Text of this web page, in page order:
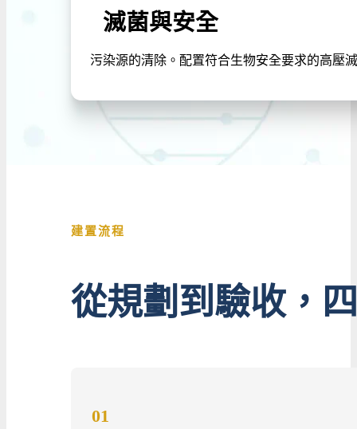
滅菌與安全
污染源的清除。配置符合生物安全要求的高壓
建置流程
從規劃到驗收，
01